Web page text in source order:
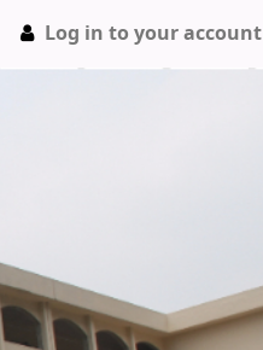
Log in to your account